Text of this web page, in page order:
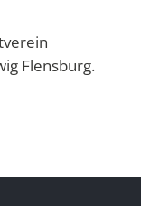
Flensburg.